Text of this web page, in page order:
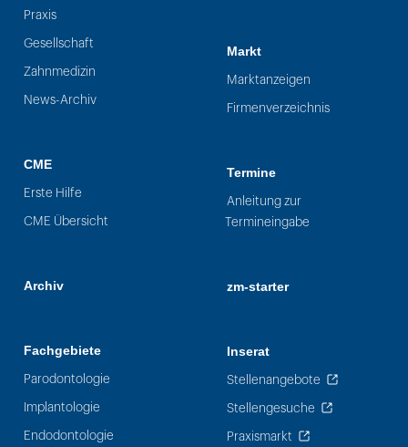
Praxis
Gesellschaft
Zahnmedizin
News-Archiv
CME
Erste Hilfe
CME Übersicht
Archiv
Fachgebiete
Parodontologie
Implantologie
Endodontologie
Markt
Marktanzeigen
Firmenverzeichnis
Termine
Anleitung zur
Termineingabe
zm-starter
Inserat
Stellenangebote
Stellengesuche
Praxismarkt